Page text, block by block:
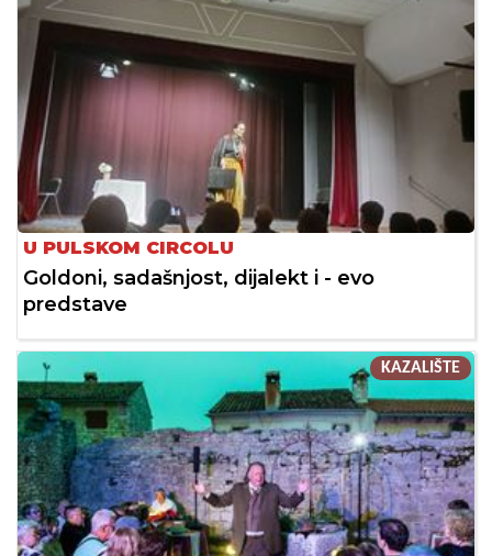
U PULSKOM CIRCOLU
Goldoni, sadašnjost, dijalekt i - evo
predstave
KAZALIŠTE